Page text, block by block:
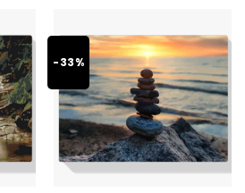
-33%